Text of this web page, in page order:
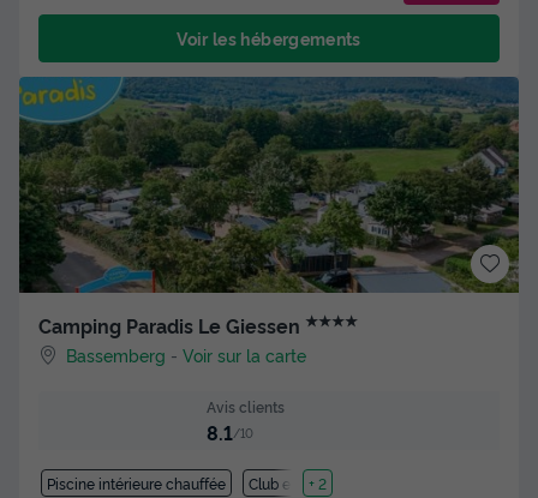
Voir les hébergements
Camping Paradis Le Giessen ★★★★
Bassemberg -Voir sur la carte
Avis clients
8.1/10
Piscine intérieure chauffée Club enfant
+ 2